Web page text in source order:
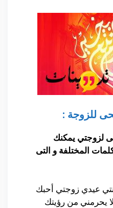
للزوجة :
لزوجتي يمكنك
المختلفة و التى
عيدي زوجتي أحبك
يحرمني من رؤيتك